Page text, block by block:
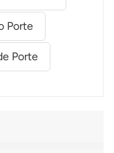
Porte
Porte